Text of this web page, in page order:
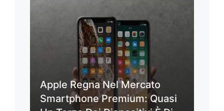
Apple Regna Nel Mercato
Smartphone Premium: Quasi